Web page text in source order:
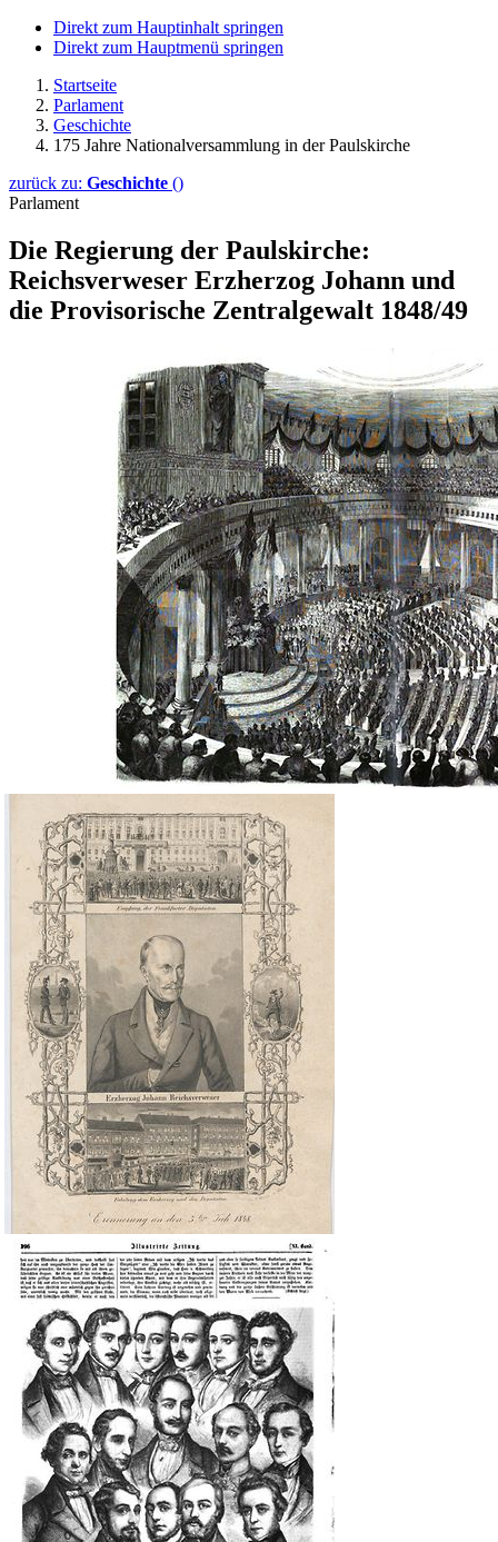
Direkt zum Hauptinhalt springen
Direkt zum Hauptmenü springen
Startseite
Parlament
Geschichte
175 Jahre Nationalversammlung in der Paulskirche
zurück zu: Geschichte ()
Parlament
Die Regierung der Paulskirche:
Reichsverweser Erzherzog Johann und
die Provisorische Zentralgewalt 1848/49